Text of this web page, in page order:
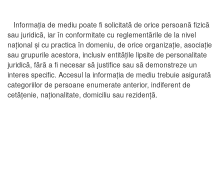
Informația de mediu poate fi solicitată de orice persoană fizică
sau juridică, iar în conformitate cu reglementările de la nivel
național și cu practica în domeniu, de orice organizație, asociație
sau grupurile acestora, inclusiv entitățile lipsite de personalitate
juridică, fără a fi necesar să justifice sau să demonstreze un
interes specific. Accesul la informația de mediu trebuie asigurată
categoriilor de persoane enumerate anterior, indiferent de
cetățenie, naționalitate, domiciliu sau rezidență.